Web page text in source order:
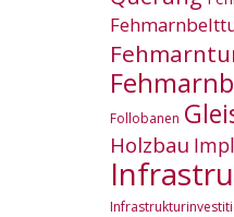
Follobanen
Holzbau